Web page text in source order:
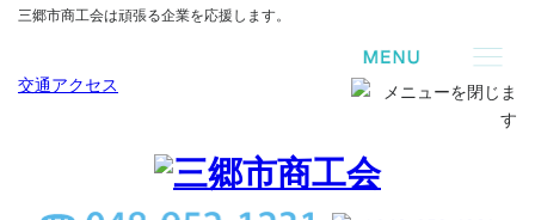
三郷市商工会は頑張る企業を応援します。
交通アクセス